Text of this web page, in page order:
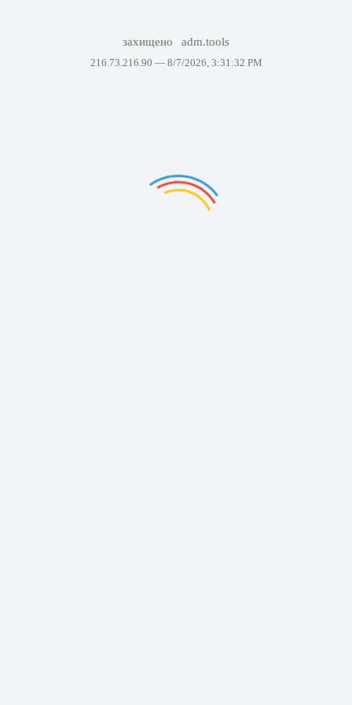
захищено adm.tools
216.73.216.90 — 8/7/2026, 3:31:32 PM